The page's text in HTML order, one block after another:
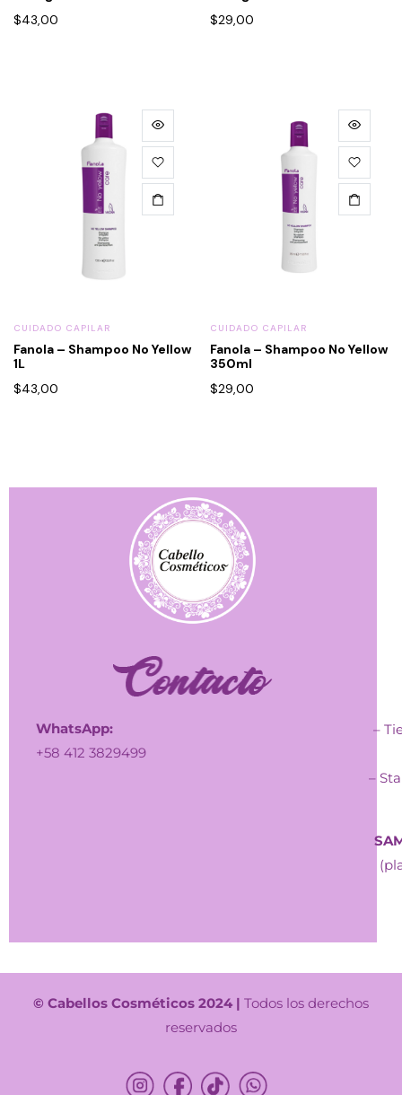
$43,00
$29,00
CUIDADO CAPILAR
Fanola – Shampoo No Yellow
1L
$43,00
CUIDADO CAPILAR
Fanola – Shampoo No Yellow
350ml
$29,00
WhatsApp:
+58 412 3829499
–
–
© Cabellos Cosméticos 2024 | Todos los derechos
reservados